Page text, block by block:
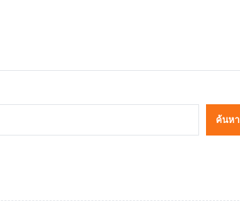
ค้นหา